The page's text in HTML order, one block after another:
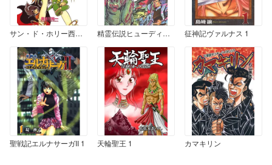
サン・ド・ホリー西へ！ 精霊伝説ヒューディー 1 征神記ヴァルナス 1
聖戦記エルナサーガII 1 天輪聖王 1 カマキリン